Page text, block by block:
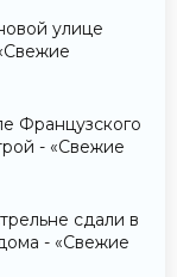
улице
Французского
- «Свежие
сдали в
- «Свежие